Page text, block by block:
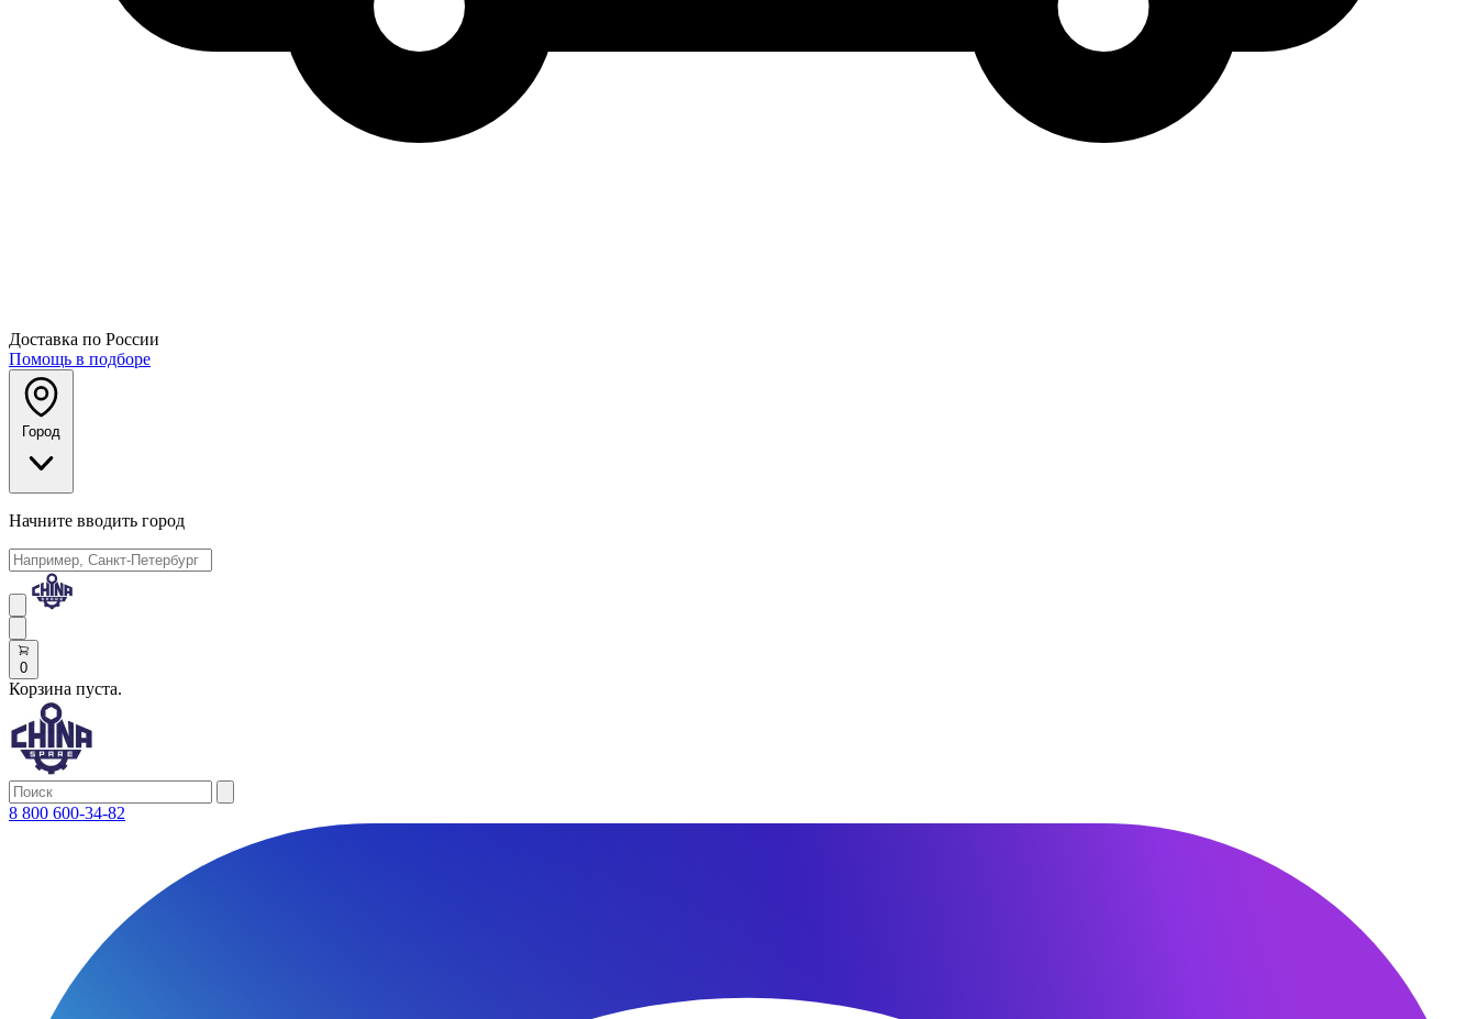
Доставка по России
Помощь в подборе
Город
Начните вводить город
0
Корзина пуста.
8 800 600-34-82